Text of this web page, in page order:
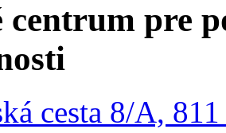
centrum pre
cesta 8/A,